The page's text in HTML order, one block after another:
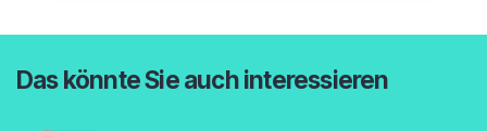
Das könnte Sie auch interessieren